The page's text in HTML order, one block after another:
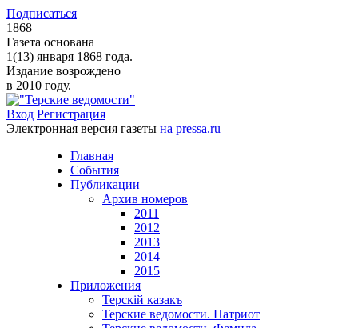
Подписаться
1868
Газета основана
1(13) января 1868 года.
Издание возрождено
в 2010 году.
Вход Регистрация
Электронная версия газеты на pressa.ru
Главная
События
Публикации
Архив номеров
2011
2012
2013
2014
2015
Приложения
Терскiй казакъ
Терские ведомости. Патриот